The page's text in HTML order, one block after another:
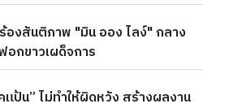
องสันติภาพ "มิน ออง ไลง์" กลาง
กขาวเผด็จการ
ป้น” ไม่ทำให้ผิดหวัง สร้างผลงาน